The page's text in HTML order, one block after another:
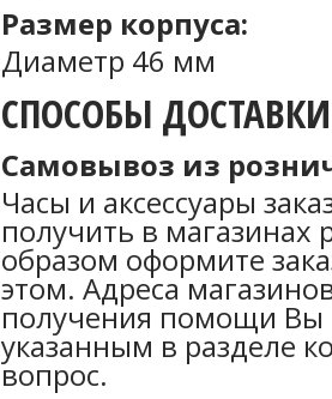
Размер корпуса:
Диаметр 46 мм
СПОСОБЫ
Самовывоз из
Часы и аксессуары
получить в магазинах
образом оформите
этом. Адреса
получения помощи Вы
указанным в разделе
вопрос.